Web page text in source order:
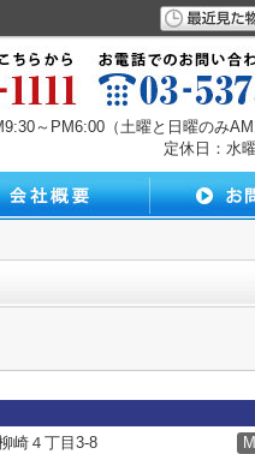
～PM6:00（土曜と日曜のみ
定休日：水
崎４丁目3-8